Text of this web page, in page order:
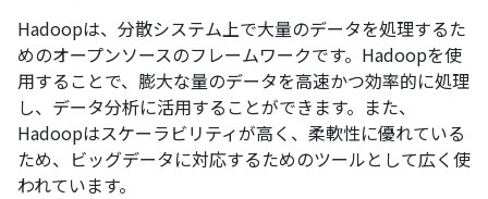
Hadoopは、分散システム上で大量のデータを処理するた
めのオープンソースのフレームワークです。Hadoopを使
用することで、膨大な量のデータを高速かつ効率的に処理
し、データ分析に活用することができます。また、
Hadoopはスケーラビリティが高く、柔軟性に優れている
ため、ビッグデータに対応するためのツールとして広く使
われています。